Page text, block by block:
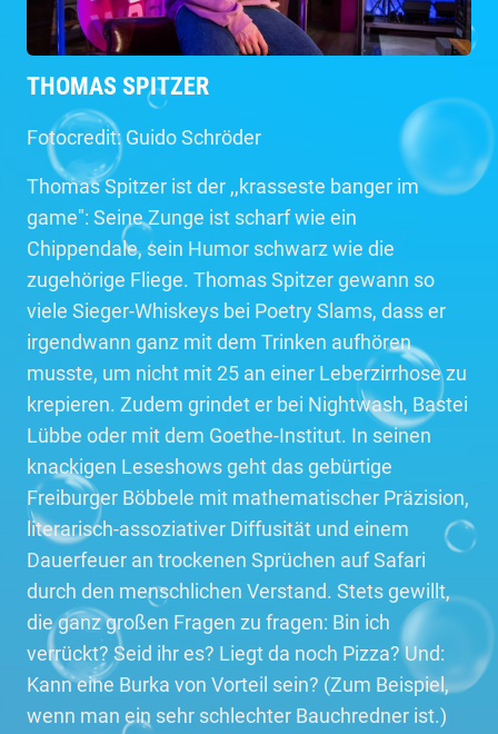
THOMAS SPITZER
Fotocredit: Guido Schröder
Thomas Spitzer ist der ,,krasseste banger im
game": Seine Zunge ist scharf wie ein
Chippendale, sein Humor schwarz wie die
zugehörige Fliege. Thomas Spitzer gewann so
viele Sieger-Whiskeys bei Poetry Slams, dass er
irgendwann ganz mit dem Trinken aufhören
musste, um nicht mit 25 an einer Leberzirrhose zu
krepieren. Zudem grindet er bei Nightwash, Bastei
Lübbe oder mit dem Goethe-Institut. In seinen
knackigen Leseshows geht das gebürtige
Freiburger Böbbele mit mathematischer Präzision,
literarisch-assoziativer Diffusität und einem
Dauerfeuer an trockenen Sprüchen auf Safari
durch den menschlichen Verstand. Stets gewillt,
die ganz großen Fragen zu fragen: Bin ich
verrückt? Seid ihr es? Liegt da noch Pizza? Und:
Kann eine Burka von Vorteil sein? (Zum Beispiel,
wenn man ein sehr schlechter Bauchredner ist.)